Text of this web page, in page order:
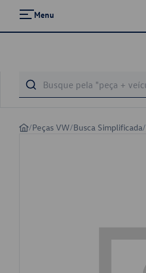
Menu
/Peças VW/Busca Simplificada/